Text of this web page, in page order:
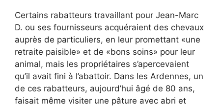
Certains rabatteurs travaillant pour Jean-Marc
D. ou ses fournisseurs acquéraient des chevaux
auprès de particuliers, en leur promettant «une
retraite paisible» et de «bons soins» pour leur
animal, mais les propriétaires s’apercevaient
qu’il avait fini à l’abattoir. Dans les Ardennes, un
de ces rabatteurs, aujourd’hui âgé de 80 ans,
faisait même visiter une pâture avec abri et